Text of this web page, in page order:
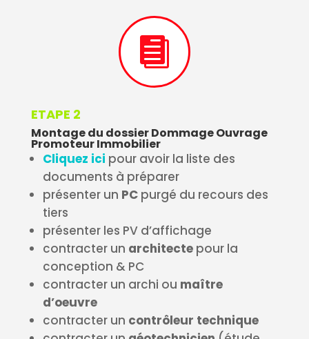

ETAPE 2
Montage du dossier Dommage Ouvrage
Promoteur Immobilier
Cliquez ici pour avoir la liste des
documents à préparer
présenter un PCpurgé du recours des
tiers
présenter les PV d’affichage
contracter un architectepour la
conception & PC
contracter un archi ou maître
d’oeuvre
contracter un contrôleur technique